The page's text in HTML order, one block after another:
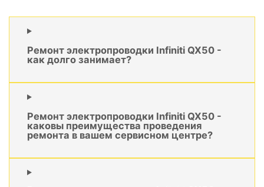
Ремонт электропроводки Infiniti QX50 -
как долго занимает?
Ремонт электропроводки Infiniti QX50 -
каковы преимущества проведения
ремонта в вашем сервисном центре?